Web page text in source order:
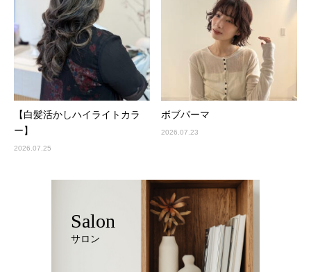
【白髪活かしハイライトカラ
ー】
2026.07.25
ボブパーマ
2026.07.23
Salon
サロン